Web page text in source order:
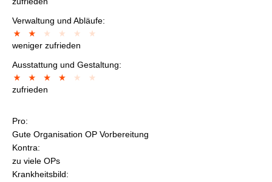
Verwaltung und Abläufe:
weniger zufrieden
Ausstattung und Gestaltung:
zufrieden
Pro:
Gute Organisation OP Vorbereitung
Kontra:
zu viele OPs
Krankheitsbild: